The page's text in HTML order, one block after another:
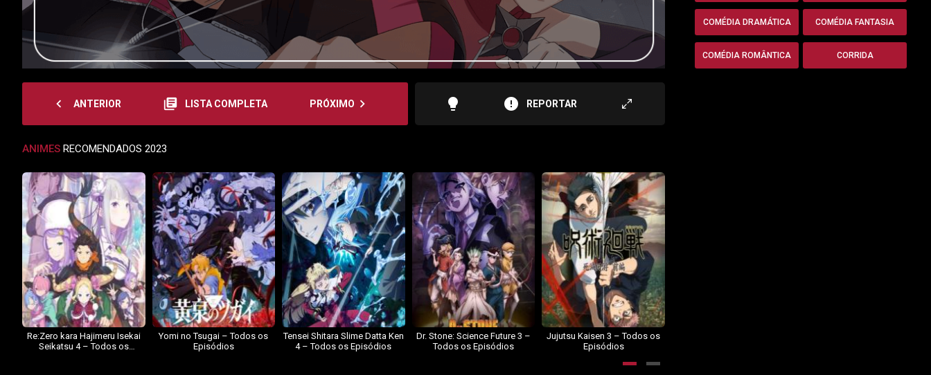
navigate_before ANTERIOR library_books LISTA COMPLETA PRÓXIMO navigate_next lightbulb error REPORTAR
ANIMES RECOMENDADOS 2023
Re:Zero kara Hajimeru Isekai
Seikatsu 4 – Todos os
Yomi no Tsugai – Todos os
Episódios
Tensei Shitara Slime Datta Ken
4 – Todos os Episódios
Dr. Stone: Science Future 3 –
Todos os Episódios
Jujutsu Kaisen 3 – Todos os
Episódios
COMÉDIA DRAMÁTICA COMÉDIA FANTASIA
COMÉDIA ROMÂNTICA CORRIDA